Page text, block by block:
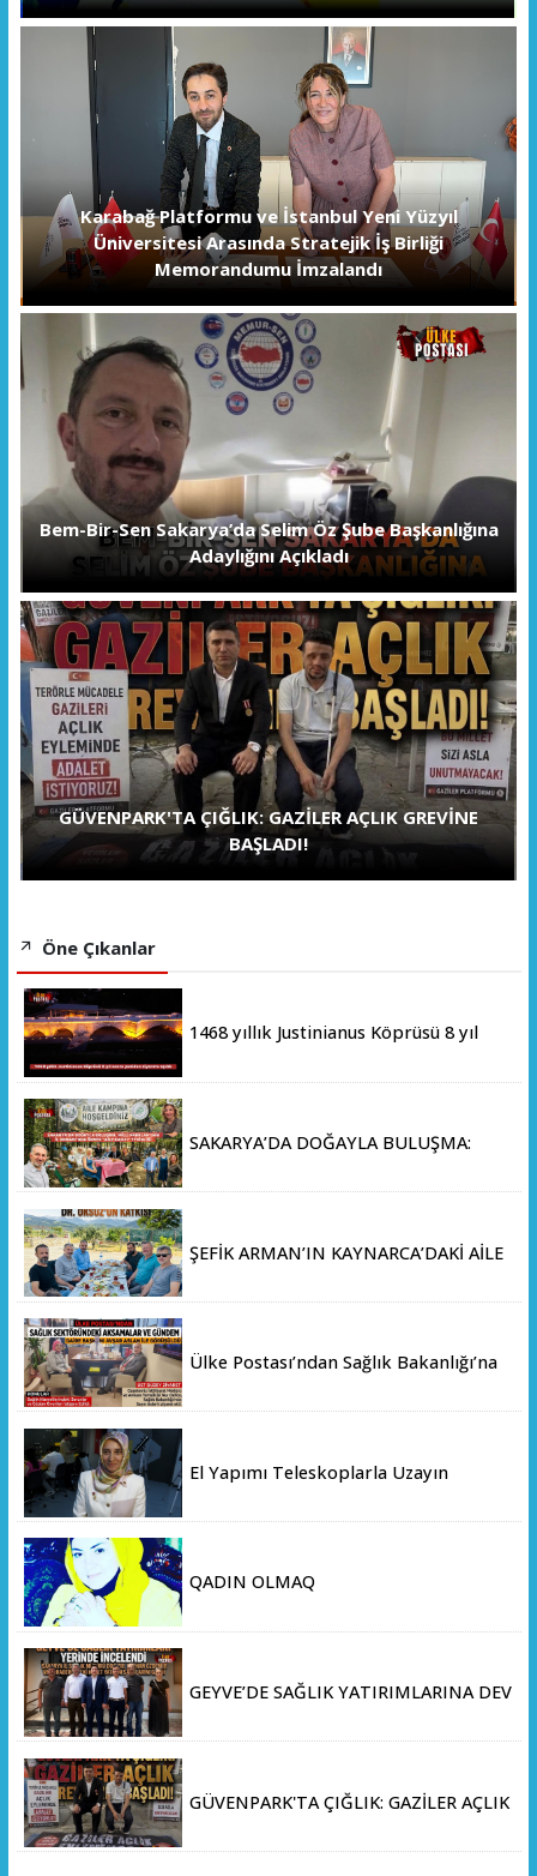
Karabağ Platformu ve İstanbul Yeni Yüzyıl
Üniversitesi Arasında Stratejik İş Birliği
Memorandumu İmzalandı
Bem-Bir-Sen Sakarya’da Selim Öz Şube Başkanlığına
Adaylığını Açıkladı
GÜVENPARK'TA ÇIĞLIK: GAZİLER AÇLIK GREVİNE
BAŞLADI!
Öne Çıkanlar
1468 yıllık Justinianus Köprüsü 8 yıl
SAKARYA’DA DOĞAYLA BULUŞMA:
ÖRNEK "AİLE KAMPI" ETKİNLİĞİ
ŞEFİK ARMAN’IN KAYNARCA’DAKİ AİLE
Ülke Postası’ndan Sağlık Bakanlığı’na
El Yapımı Teleskoplarla Uzayın
QADIN OLMAQ
GEYVE’DE SAĞLIK YATIRIMLARINA DEV
KAYHAN ÖZDEMİR VE SAHA HEYETİ
GÜVENPARK'TA ÇIĞLIK: GAZİLER AÇLIK